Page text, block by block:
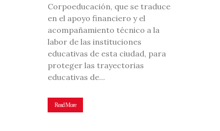
Corpoeducación, que se traduce
en el apoyo financiero y el
acompañamiento técnico a la
labor de las instituciones
educativas de esta ciudad, para
proteger las trayectorias
educativas de...
Read More